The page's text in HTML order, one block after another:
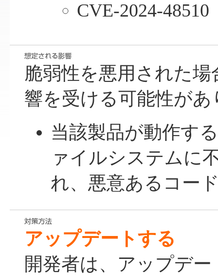
CVE-2024-48510
脆弱性を悪用された
響を受ける可能性があ
当該製品が動作す
ァイルシステムに
れ、悪意あるコー
アップデートする
開発者は、アップデ